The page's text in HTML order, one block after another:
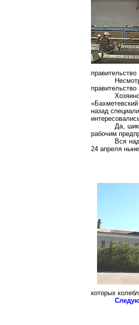
правительство
«Бахметевский
назад
Да,
рабочим
Вся
24 апреля
которых